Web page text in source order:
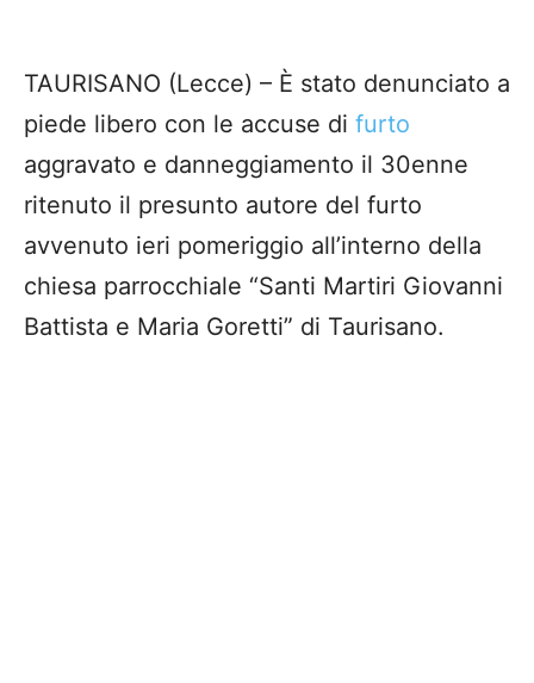
TAURISANO (Lecce) – È stato denunciato a
piede libero con le accuse di furto
aggravato e danneggiamento il 30enne
ritenuto il presunto autore del furto
avvenuto ieri pomeriggio all’interno della
chiesa parrocchiale “Santi Martiri Giovanni
Battista e Maria Goretti” di Taurisano.